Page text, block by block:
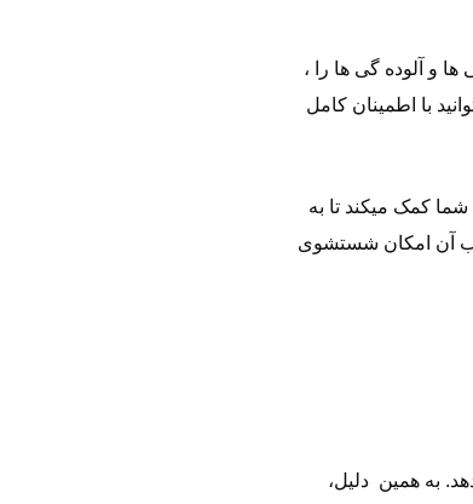
، شستشوی بهداشتی ظروف است. زیرا این دستگاه با استفاده از برنامه‌ های پیشرفته و آب با دمای مناسب، چربی‌ ها و آلوده گی‌ ها را
با اطمینان کامل
کمک میکند تا به
آن امکان شستشوی
به همین دلیل،